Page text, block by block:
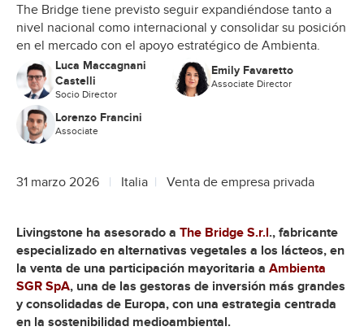
The Bridge tiene previsto seguir expandiéndose tanto a
nivel nacional como internacional y consolidar su posición
en el mercado con el apoyo estratégico de Ambienta.
Luca Maccagnani
Castelli
Socio Director
Emily Favaretto
Associate Director
Lorenzo Francini
Associate
31 marzo 2026 Italia Venta de empresa privada
Livingstone ha asesorado a The Bridge S.r.l., fabricante
especializado en alternativas vegetales a los lácteos, en
la venta de una participación mayoritaria a Ambienta
SGR SpA, una de las gestoras de inversión más grandes
y consolidadas de Europa, con una estrategia centrada
en la sostenibilidad medioambiental.